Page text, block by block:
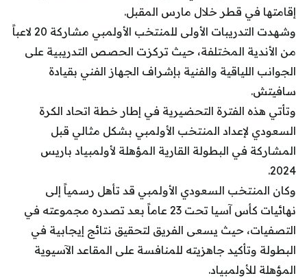
إقامتها في قطر خلال مارس المقبل.
وشهدت التدريبات الأولى للمنتخب الأولمبي مشاركة 20 لاعباً
من الأندية المختلفة، حيث تركزت الحصص التدريبية على
الجوانب اللياقية والفنية بإشراف الجهاز الفني بقيادة
سافيتش.
وتأتي هذه الفترة التحضيرية في إطار خطة اتحاد الكرة
السعودي لإعداد المنتخب الأولمبي بشكل مثالي قبل
المشاركة في البطولة القارية المؤهلة لأولمبياد باريس
2024.
وكان المنتخب السعودي الأولمبي قد تأهل رسمياً إلى
نهائيات كأس آسيا تحت 23 عاماً بعد تصدره مجموعته في
التصفيات، حيث يسعى الفريق لتحقيق نتائج إيجابية في
البطولة وتأكيد جاهزيته للمنافسة على المقاعد الآسيوية
المؤهلة للأولمبياد.